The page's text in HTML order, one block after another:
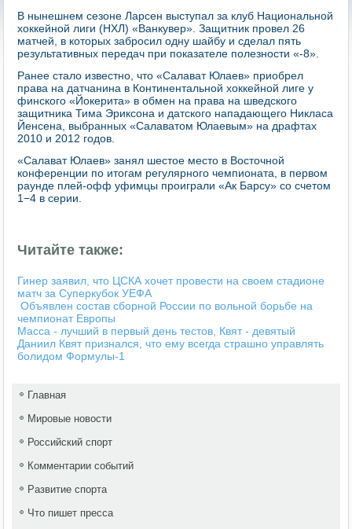
В нынешнем сезоне Ларсен выступал за клуб Национальной
хоккейной лиги (НХЛ) «Ванкувер». Защитник провел 26
матчей, в которых забросил одну шайбу и сделал пять
результативных передач при показателе полезности «-8».
Ранее стало известно, что «Салават Юлаев» приобрел
права на датчанина в Континентальной хоккейной лиге у
финского «Йокерита» в обмен на права на шведского
защитника Тима Эриксона и датского нападающего Никласа
Йенсена, выбранных «Салаватом Юлаевым» на драфтах
2010 и 2012 годов.
«Салават Юлаев» занял шестое место в Восточной
конференции по итогам регулярного чемпионата, в первом
раунде плей-офф уфимцы проиграли «Ак Барсу» со счетом
1−4 в серии.
Читайте также:
Гинер заявил, что ЦСКА хочет провести на своем стадионе
матч за Суперкубок УЕФА
Объявлен состав сборной России по вольной борьбе на
чемпионат Европы
Масса - лучший в первый день тестов, Квят - девятый
Даниил Квят признался, что ему всегда страшно управлять
болидом Формулы-1
Главная
Мировые новости
Российский спорт
Комментарии событий
Развитие спорта
Что пишет пресса